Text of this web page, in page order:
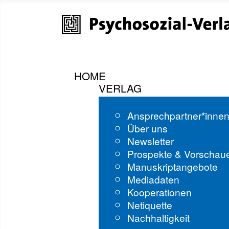
HOME
VERLAG
Über uns
Newsletter
Prospekte &
Manuskriptangebote
Mediadaten
Kooperationen
Netiquette
Nachhaltigkeit